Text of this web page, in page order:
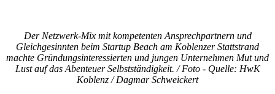
Der Netzwerk-Mix mit kompetenten Ansprechpartnern und
Gleichgesinnten beim Startup Beach am Koblenzer Stattstrand
machte Gründungsinteressierten und jungen Unternehmen Mut und
Lust auf das Abenteuer Selbstständigkeit. / Foto - Quelle: HwK
Koblenz / Dagmar Schweickert